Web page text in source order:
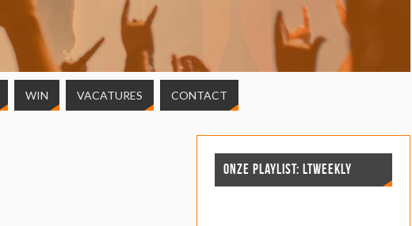
WIN VACATURES CONTACT
ONZE PLAYLIST: LTWEEKLY